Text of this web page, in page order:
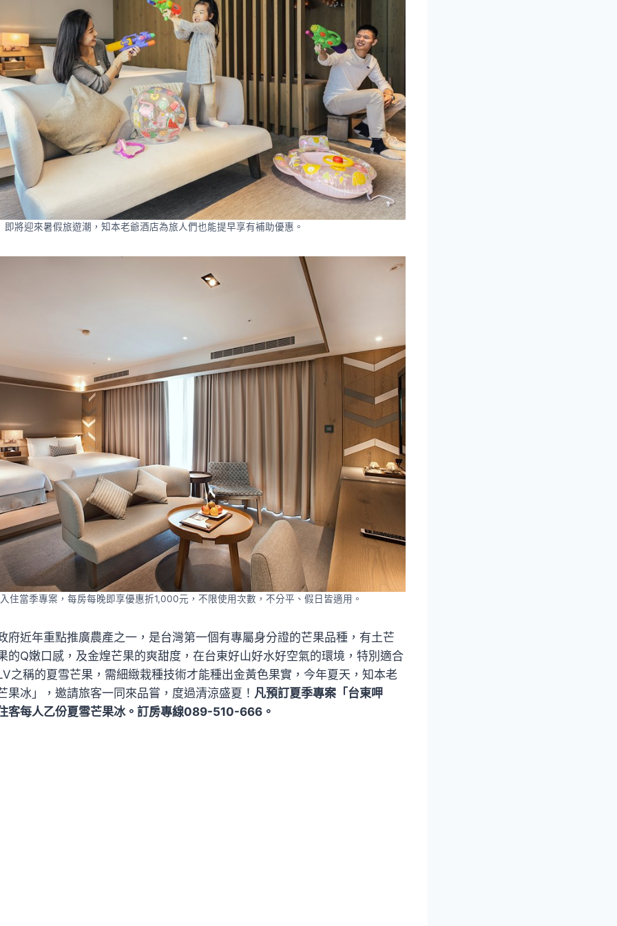
即將迎來暑假旅遊潮，知本老爺酒店為旅人們也能提早享有補助優惠。
住當季專案，每房每晚即享優惠折1,000元，不限使用次數，不分平、假日皆適用。
府近年重點推廣農產之一，是台灣第一個有專屬身分證的芒果品種，有土芒
的Q嫩口感，及金煌芒果的爽甜度，在台東好山好水好空氣的環境，特別適合
之稱的夏雪芒果，需細緻栽種技術才能種出金黃色果實，今年夏天，知本老
果冰」，邀請旅客一同來品嘗，度過清涼盛夏！ 凡預訂夏季專案「台東呷
客每人乙份夏雪芒果冰。訂房專線089-510-666。